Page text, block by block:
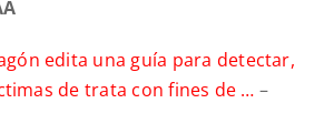
edita una guía para detectar,
de trata con fines de … –